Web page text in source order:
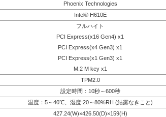
Phoenix Technologies
Intel® H610E
フルハイト
PCI Express(x16 Gen4) x1
PCI Express(x4 Gen3) x1
PCI Express(x1 Gen3) x1
M.2 M key x1
TPM2.0
設定時間：10秒～600秒
温度：5～40℃、湿度:20～80%RH (結露なきこと)
427.24(W)×426.50(D)×159(H)